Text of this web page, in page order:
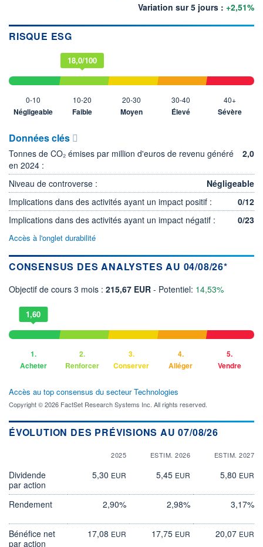
Variation sur 5 jours : +2,51%
RISQUE ESG
0-10
Négligeable
18,0/100
10-20
Faible
20-30
Moyen
30-40
Élevé
40+
Sévère
Données clés
Tonnes de CO₂ émises par million d'euros de revenu généré
en 2024 :
2,0
Niveau de controverse :
Négligeable
Implications dans des activités ayant un impact positif :
0/12
Implications dans des activités ayant un impact négatif :
0/23
Accès à l'onglet durabilité
CONSENSUS DES ANALYSTES AU 04/08/26*
Objectif de cours 3 mois : 215,67 EUR - Potentiel: 14,53%
1,60
1.
Acheter
2.
Renforcer
3.
Conserver
4.
Alléger
5.
Vendre
Accès au top consensus du secteur Technologies
Copyright © 2026 FactSet Research Systems Inc. All rights reserved.
ÉVOLUTION DES PRÉVISIONS AU 07/08/26
2025 ESTIM. 2026 ESTIM. 2027
Dividende
par action
5,30 EUR 5,45 EUR 5,80 EUR
Rendement 2,90% 2,98% 3,17%
Bénéfice net
par action
17,08 EUR 17,75 EUR 20,07 EUR